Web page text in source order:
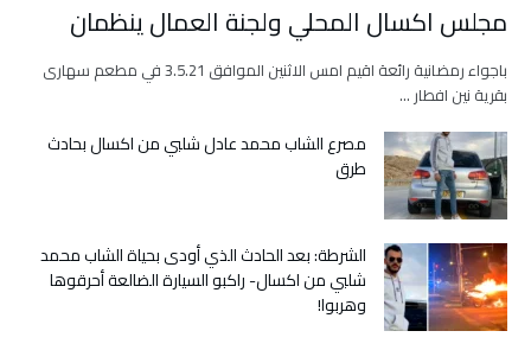
مجلس اكسال المحلي ولجنة العمال ينظمان
باجواء رمضانية رائعة اقيم امس الاثنين الموافق 3.5.21 في مطعم سهارى
بقرية نين افطار …
مصرع الشاب محمد عادل شلبي من اكسال بحادث
طرق
الشرطة: بعد الحادث الذي أودى بحياة الشاب محمد
شلبي من اكسال- راكبو السيارة الضالعة أحرقوها
وهربوا!